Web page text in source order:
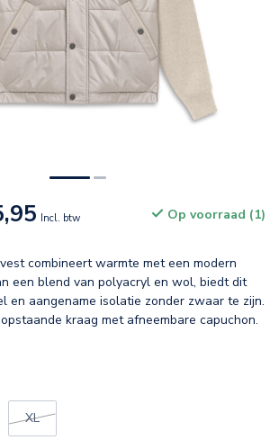
Incl. btw Op voorraad (1)
combineert warmte met een modern
een blend van polyacryl en wol, biedt dit
en aangename isolatie zonder zwaar te zijn.
kraag met afneembare capuchon.
XL